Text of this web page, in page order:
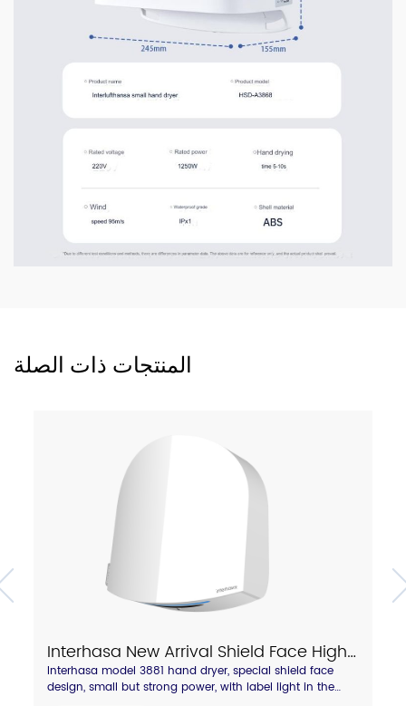
المنتجات ذات الصلة
Interhasa New Arrival Shield Face High Speed Hand Dryer With Touch Hot/Cold Air Switch Model A3881
Interhasa model 3881 hand dryer, special shield face
design, small but strong power, with label light in the